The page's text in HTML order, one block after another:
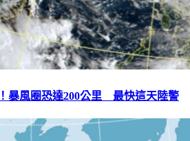
暴風圈恐達200公里 最快這天陸警